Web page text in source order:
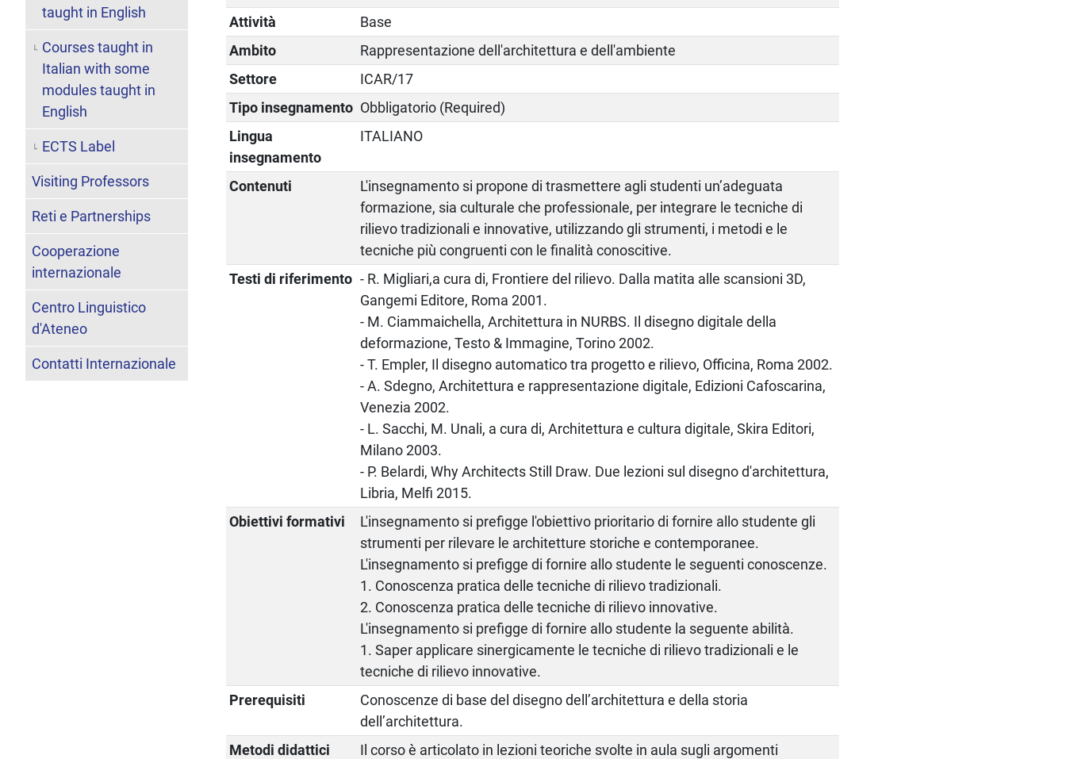
Attività
Base
Ambito
Rappresentazione dell'architettura e dell'ambiente
Settore
ICAR/17
Tipo insegnamento Obbligatorio (Required)
Lingua
insegnamento
ITALIANO
Contenuti
L'insegnamento si propone di trasmettere agli studenti un’adeguata
formazione, sia culturale che professionale, per integrare le tecniche di
rilievo tradizionali e innovative, utilizzando gli strumenti, i metodi e le
tecniche più congruenti con le finalità conoscitive.
Testi di riferimento - R. Migliari,a cura di, Frontiere del rilievo. Dalla matita alle scansioni 3D,
Gangemi Editore, Roma 2001.
- M. Ciammaichella, Architettura in NURBS. Il disegno digitale della
deformazione, Testo & Immagine, Torino 2002.
- T. Empler, Il disegno automatico tra progetto e rilievo, Officina, Roma 2002.
- A. Sdegno, Architettura e rappresentazione digitale, Edizioni Cafoscarina,
Venezia 2002.
- L. Sacchi, M. Unali, a cura di, Architettura e cultura digitale, Skira Editori,
Milano 2003.
- P. Belardi, Why Architects Still Draw. Due lezioni sul disegno d'architettura,
Libria, Melfi 2015.
Obiettivi formativi
L'insegnamento si prefigge l'obiettivo prioritario di fornire allo studente gli
strumenti per rilevare le architetture storiche e contemporanee.
L'insegnamento si prefigge di fornire allo studente le seguenti conoscenze.
1. Conoscenza pratica delle tecniche di rilievo tradizionali.
2. Conoscenza pratica delle tecniche di rilievo innovative.
L'insegnamento si prefigge di fornire allo studente la seguente abilità.
1. Saper applicare sinergicamente le tecniche di rilievo tradizionali e le
tecniche di rilievo innovative.
Prerequisiti
Conoscenze di base del disegno dell’architettura e della storia
dell’architettura.
Metodi didattici
Il corso è articolato in lezioni teoriche svolte in aula sugli argomenti
taught in English
Courses taught in
Italian with some
modules taught in
English
ECTS Label
Visiting Professors
Reti e Partnerships
Cooperazione
internazionale
Centro Linguistico
d'Ateneo
Contatti Internazionale